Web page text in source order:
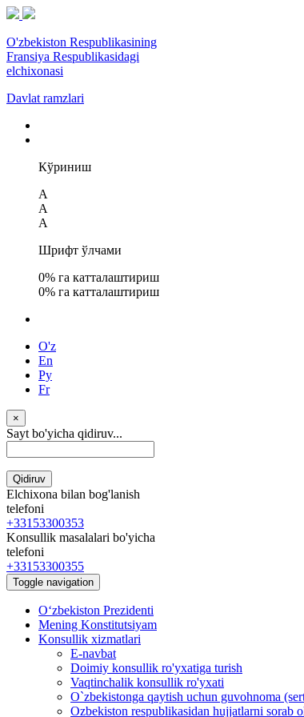
O'zbekiston Respublikasining
Fransiya Respublikasidagi
elchixonasi
Davlat ramzlari
Кўриниш
A
A
A
Шрифт ўлчами
0% га катталаштириш
0% га катталаштириш
O'z
En
Ру
Fr
×
Sayt bo'yicha qidiruv...
Qidiruv
Elchixona bilan bog'lanish
telefoni
+33153300353
Konsullik masalalari bo'yicha
telefoni
+33153300355
Toggle navigation
Oʻzbekiston Prezidenti
Mening Konstitutsiyam
Konsullik xizmatlari
E-navbat
Doimiy konsullik ro'yxatiga turish
Vaqtinchalik konsullik ro'yxati
O`zbekistonga qaytish uchun guvohnoma
Ozbekiston respublikasidan hujjatlarni sorab